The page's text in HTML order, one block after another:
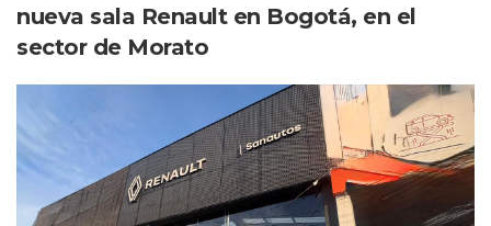
nueva sala Renault en Bogotá, en el
sector de Morato